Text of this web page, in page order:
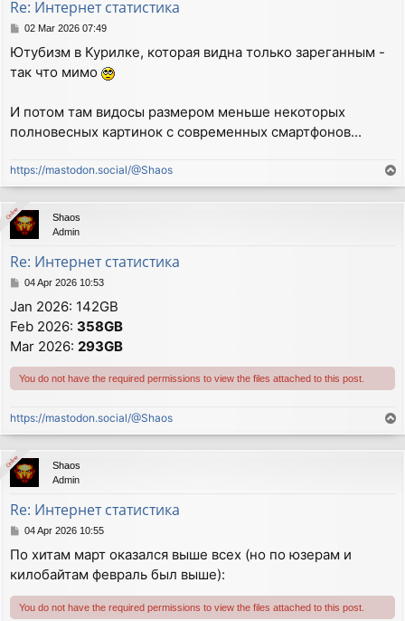
Re: Интернет статистика
P
s
t
02 Mar 2026 07:49
Ютубизм в Курилке, которая видна только зареганным -
так что мимо
И потом там видосы размером меньше некоторых
полновесных картинок с современных смартфонов...
https://mastodon.social/@Shaos
o
p
Shaos
Admin
Re: Интернет статистика
P
s
t
04 Apr 2026 10:53
Jan 2026: 142GB
Feb 2026: 358GB
Mar 2026: 293GB
You do not have the required permissions to view the files attached to this post.
https://mastodon.social/@Shaos
o
p
Online
Online
Shaos
Admin
Re: Интернет статистика
P
s
t
04 Apr 2026 10:55
По хитам март оказался выше всех (но по юзерам и
килобайтам февраль был выше):
You do not have the required permissions to view the files attached to this post.
Online
Online